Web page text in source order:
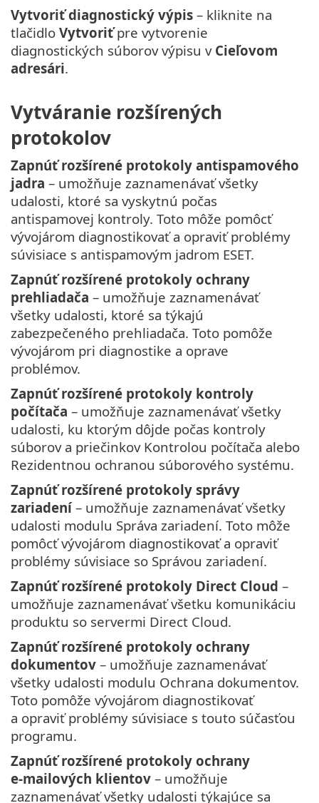
Vytvoriť diagnostický výpis – kliknite na
tlačidlo Vytvoriťpre vytvorenie
diagnostických súborov výpisu v Cieľovom
adresári.
Vytváranie rozšírených
protokolov
Zapnúť rozšírené protokoly antispamového
jadra – umožňuje zaznamenávať všetky
udalosti, ktoré sa vyskytnú počas
antispamovej kontroly. Toto môže pomôcť
vývojárom diagnostikovať a opraviť problémy
súvisiace s antispamovým jadrom ESET.
Zapnúť rozšírené protokoly ochrany
prehliadača – umožňuje zaznamenávať
všetky udalosti, ktoré sa týkajú
zabezpečeného prehliadača. Toto pomôže
vývojárom pri diagnostike a oprave
problémov.
Zapnúť rozšírené protokoly kontroly
počítača – umožňuje zaznamenávať všetky
udalosti, ku ktorým dôjde počas kontroly
súborov a priečinkov Kontrolou počítača alebo
Rezidentnou ochranou súborového systému.
Zapnúť rozšírené protokoly správy
zariadení– umožňuje zaznamenávať všetky
udalosti modulu Správa zariadení. Toto môže
pomôcť vývojárom diagnostikovať a opraviť
problémy súvisiace so Správou zariadení.
Zapnúť rozšírené protokoly Direct Cloud –
umožňuje zaznamenávať všetku komunikáciu
produktu so servermi Direct Cloud.
Zapnúť rozšírené protokoly ochrany
dokumentov – umožňuje zaznamenávať
všetky udalosti modulu Ochrana dokumentov.
Toto pomôže vývojárom diagnostikovať
a opraviť problémy súvisiace s touto súčasťou
programu.
Zapnúť rozšírené protokoly ochrany
e‑mailových klientov – umožňuje
zaznamenávať všetky udalosti týkajúce sa